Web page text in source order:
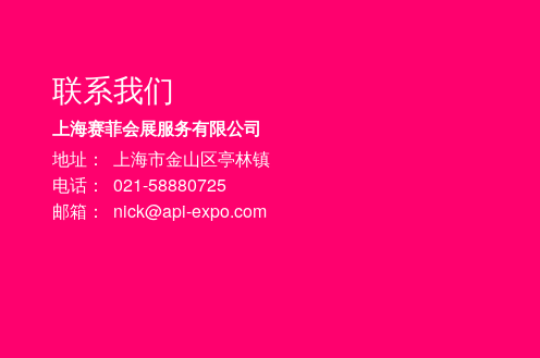
联系我们
上海赛菲会展服务有限公司
地址：
上海市金山区亭林镇
电话：
021-58880725
邮箱：
nick@api-expo.com